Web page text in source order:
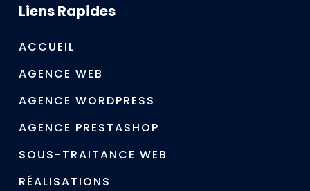
Liens Rapides
ACCUEIL
AGENCE WEB
AGENCE WORDPRESS
AGENCE PRESTASHOP
SOUS-TRAITANCE WEB
RÉALISATIONS